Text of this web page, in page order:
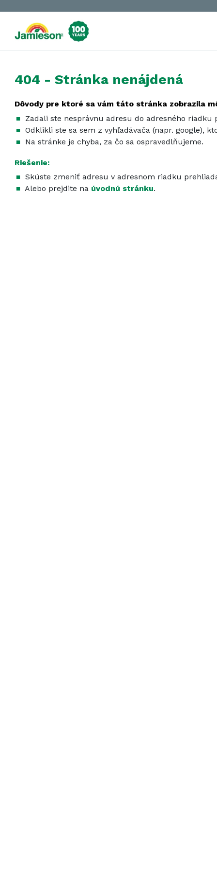
404 - Stránka nenájdená
Dôvody pre ktoré sa vám táto stránka zobrazila
Zadali ste nesprávnu adresu do adresného riadku
Odklikli ste sa sem z vyhľadávača (napr. google),
Na stránke je chyba, za čo sa ospravedlňujeme.
Riešenie:
Skúste zmeniť adresu v adresnom riadku
Alebo prejdite na úvodnú stránku.